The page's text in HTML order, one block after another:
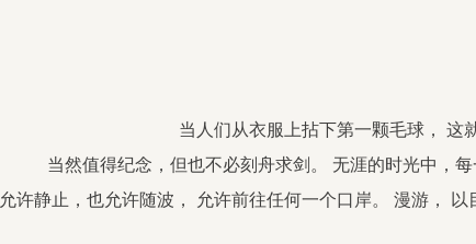
当人们从衣服上拈下第一颗毛球， 这
当然值得纪念，但也不必刻舟求剑。 无涯的时光中，每
允许静止，也允许随波， 允许前往任何一个口岸。 漫游， 以